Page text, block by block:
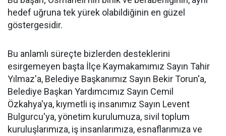
hedef uğruna tek yürek olabildiğinin en güzel
göstergesidir.
Bu anlamlı süreçte bizlerden desteklerini
esirgemeyen başta İlçe Kaymakamımız Sayın Tahir
Yılmaz'a, Belediye Başkanımız Sayın Bekir Torun'a,
Belediye Başkan Yardımcımız Sayın Cemil
Özkahya'ya, kıymetli iş insanımız Sayın Levent
Bulgurcu'ya, yönetim kurulumuza, sivil toplum
kuruluşlarımıza, iş insanlarımıza, esnaflarımıza ve